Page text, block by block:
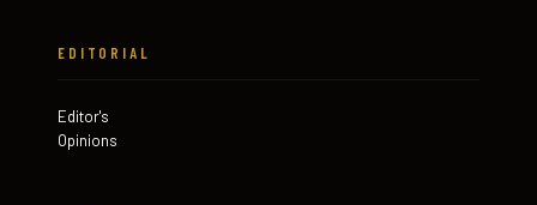
EDITORIAL
Editor's
Opinions